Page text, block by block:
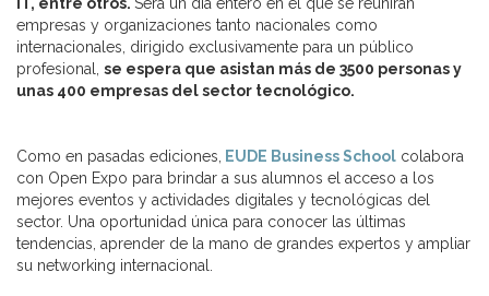
empresas y organizaciones tanto nacionales como
internacionales, dirigido exclusivamente para un público
profesional, se espera que asistan más de 3500 personas y
unas 400 empresas del sector tecnológico.
Como en pasadas ediciones, EUDE Business School colabora
con Open Expo para brindar a sus alumnos el acceso a los
mejores eventos y actividades digitales y tecnológicas del
sector. Una oportunidad única para conocer las últimas
tendencias, aprender de la mano de grandes expertos y ampliar
su networking internacional.